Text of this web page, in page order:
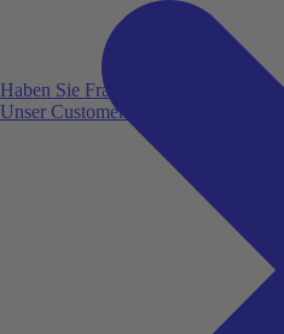
Haben Sie Fragen?
Unser Customer Service ist für Sie da!